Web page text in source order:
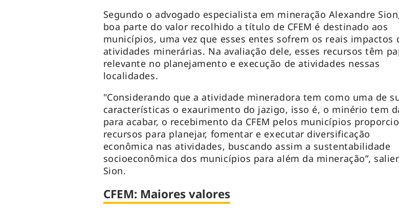
Segundo o advogado especialista em mineração Alexandre
boa parte do valor recolhido a título de CFEM é destinado aos
municípios, uma vez que esses entes sofrem os reais impactos
atividades minerárias. Na avaliação dele, esses recursos têm
relevante no planejamento e execução de atividades nessas
localidades.
"Considerando que a atividade mineradora tem como uma de
características o exaurimento do jazigo, isso é, o minério tem
para acabar, o recebimento da CFEM pelos municípios
recursos para planejar, fomentar e executar diversificação
econômica nas atividades, buscando assim a sustentabilidade
socioeconômica dos municípios para além da mineração”,
Sion.
CFEM: Maiores valores